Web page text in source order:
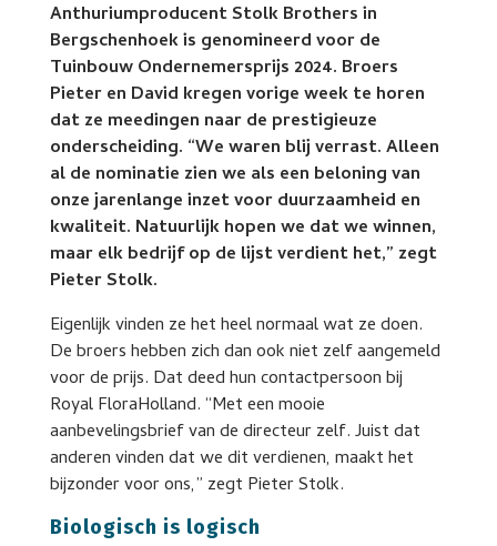
Anthuriumproducent Stolk Brothers in
Bergschenhoek is genomineerd voor de
Tuinbouw Ondernemersprijs 2024. Broers
Pieter en David kregen vorige week te horen
dat ze meedingen naar de prestigieuze
onderscheiding. “We waren blij verrast. Alleen
al de nominatie zien we als een beloning van
onze jarenlange inzet voor duurzaamheid en
kwaliteit. Natuurlijk hopen we dat we winnen,
maar elk bedrijf op de lijst verdient het,” zegt
Pieter Stolk.
Eigenlijk vinden ze het heel normaal wat ze doen.
De broers hebben zich dan ook niet zelf aangemeld
voor de prijs. Dat deed hun contactpersoon bij
Royal FloraHolland. “Met een mooie
aanbevelingsbrief van de directeur zelf. Juist dat
anderen vinden dat we dit verdienen, maakt het
bijzonder voor ons,” zegt Pieter Stolk.
Biologisch is logisch